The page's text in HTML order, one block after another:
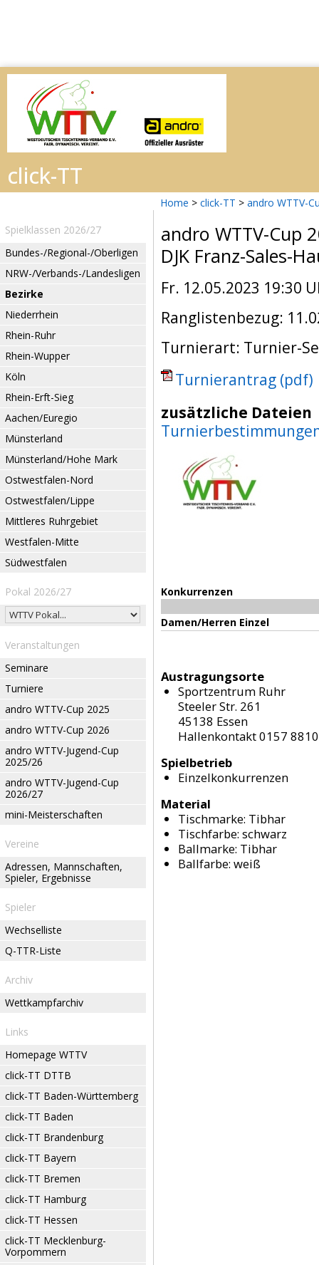
Home > click-TT > andro WTTV-
Spielklassen 2026/27
Bundes-/Regional-/Oberligen
NRW-/Verbands-/Landesligen
Bezirke
Niederrhein
Rhein-Ruhr
Rhein-Wupper
Köln
Rhein-Erft-Sieg
Aachen/Euregio
Münsterland
Münsterland/Hohe Mark
Ostwestfalen-Nord
Ostwestfalen/Lippe
Mittleres Ruhrgebiet
Westfalen-Mitte
Südwestfalen
Pokal 2026/27
Veranstaltungen
Seminare
Turniere
andro WTTV-Cup 2025
andro WTTV-Cup 2026
andro WTTV-Jugend-Cup
2025/26
andro WTTV-Jugend-Cup
2026/27
mini-Meisterschaften
Vereine
Adressen, Mannschaften,
Spieler, Ergebnisse
Spieler
Wechselliste
Q-TTR-Liste
Archiv
Wettkampfarchiv
Links
Homepage WTTV
click-TT DTTB
click-TT Baden-Württemberg
click-TT Baden
click-TT Brandenburg
click-TT Bayern
click-TT Bremen
click-TT Hamburg
click-TT Hessen
click-TT Mecklenburg-
Vorpommern
andro WTTV-Cup
DJK Franz-Sales-
Fr. 12.05.2023 19:30
Ranglistenbezug:
Turnierart: Turnier-
Turnierantrag (pdf)
zusätzliche Dateien
Konkurrenzen
Damen/Herren Einzel
Austragungsorte
Sportzentrum Ruhr
Steeler Str. 261
45138 Essen
Hallenkontakt 0157
Spielbetrieb
Einzelkonkurrenzen
Material
Tischmarke: Tibhar
Tischfarbe: schwarz
Ballmarke: Tibhar
Ballfarbe: weiß